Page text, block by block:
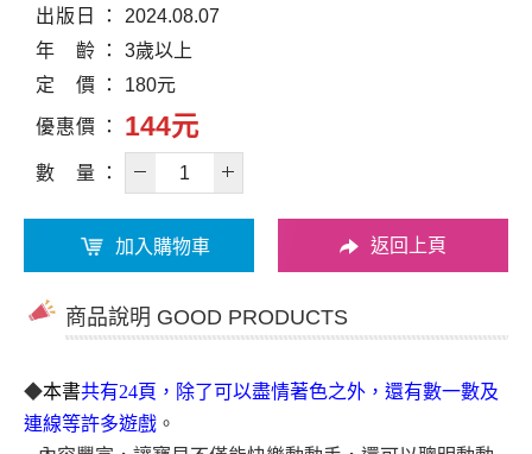
出版 日
2024.08.07
年
齡
3歲以上
定
價 180元
優惠價 144元
數 量
加入購物車 返回上頁
商品說明 GOOD PRODUCTS
◆本書共有24頁，除了可以盡情著色之外，還有數一數及
連線等許多遊戲 。